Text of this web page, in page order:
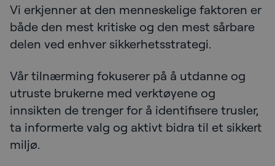
Vi erkjenner at den menneskelige faktoren er
både den mest kritiske og den mest sårbare
delen ved enhver sikkerhetsstrategi.
Vår tilnærming fokuserer på å utdanne og
utruste brukerne med verktøyene og
innsikten de trenger for å identifisere trusler,
ta informerte valg og aktivt bidra til et sikkert
miljø.